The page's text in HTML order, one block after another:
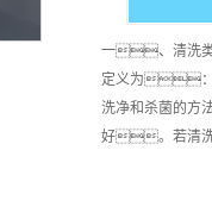
一、清洗类
定义为：
洗净和杀菌的
好。若清